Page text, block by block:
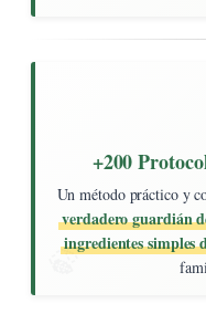
+200
Un método práctico y
verdadero guardián
ingredientes simples